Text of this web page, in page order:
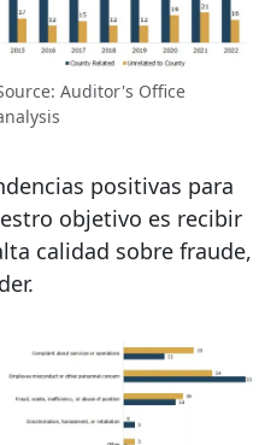
Auditor's Office
positivas para
objetivo es recibir
calidad sobre fraude,